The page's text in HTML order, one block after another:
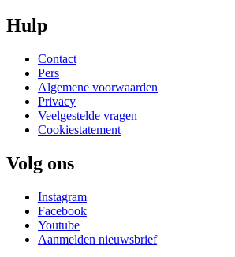
Hulp
Contact
Pers
Algemene voorwaarden
Privacy
Veelgestelde vragen
Cookiestatement
Volg ons
Instagram
Facebook
Youtube
Aanmelden nieuwsbrief